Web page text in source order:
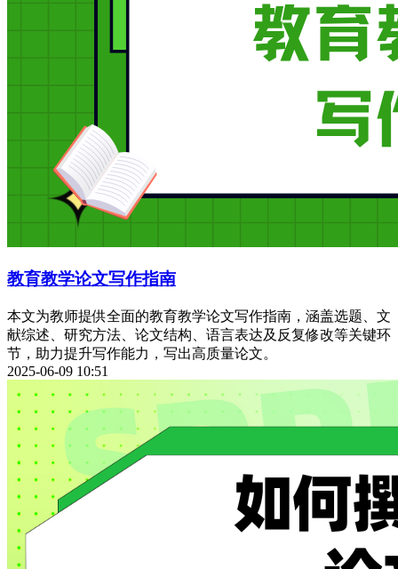
教育教学论文写作指南
本文为教师提供全面的教育教学论文写作指南，涵盖选题、文
献综述、研究方法、论文结构、语言表达及反复修改等关键环
节，助力提升写作能力，写出高质量论文。
2025-06-09 10:51